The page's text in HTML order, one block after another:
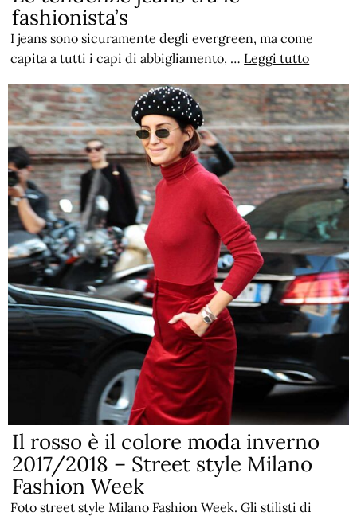
fashionista’s
I jeans sono sicuramente degli evergreen, ma come
capita a tutti i capi di abbigliamento, … Leggi tutto
Il rosso è il colore moda inverno
2017/2018 – Street style Milano
Fashion Week
Foto street style Milano Fashion Week. Gli stilisti di